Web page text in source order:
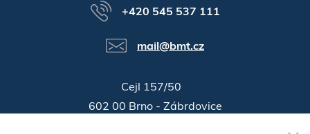
+420 545 537 111
mail@bmt.cz
Cejl 157/50
602 00 Brno - Zábrdovice